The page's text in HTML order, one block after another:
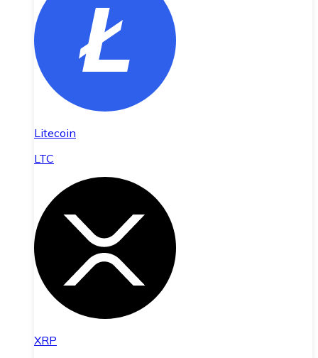
Litecoin
LTC
XRP